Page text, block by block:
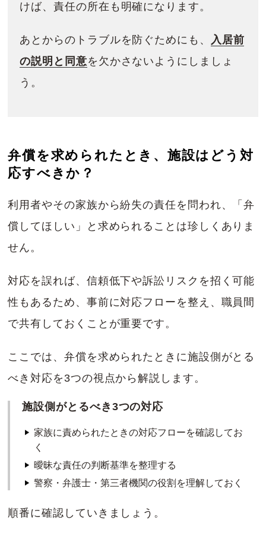
けば、責任の所在も明確になります。
あとからのトラブルを防ぐためにも、
入居前
の説明と同意を欠かさないようにしましょ
う。
弁償を求められたとき、施設はどう対
応すべきか？
利用者やその家族から紛失の責任を問われ、「弁
償してほしい」と求められることは珍しくありま
せん。
対応を誤れば、信頼低下や訴訟リスクを招く可能
性もあるため、事前に対応フローを整え、職員間
で共有しておくことが重要です。
ここでは、弁償を求められたときに施設側がとる
べき対応を3つの視点から解説します。
施設側がとるべき3つの対応
家族に責められたときの対応フローを確認してお
く
曖昧な責任の判断基準を整理する
警察・弁護士・第三者機関の役割を理解しておく
順番に確認していきましょう。